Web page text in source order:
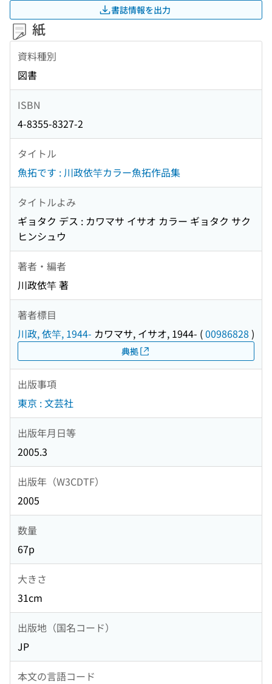
書誌情報を出力
紙
資料種別
図書
ISBN
4-8355-8327-2
タイトル
魚拓です : 川政依竿カラー魚拓作品集
タイトルよみ
ギョタク デス : カワマサ イサオ カラー ギョタク サク
ヒンシュウ
著者・編者
川政依竿 著
著者標目
川政, 依竿, 1944- カワマサ, イサオ, 1944- (00986828 )
典拠
出版事項
東京 : 文芸社
出版年月日等
2005.3
出版年（W3CDTF）
2005
数量
67p
大きさ
31cm
出版地（国名コード）
JP
本文の言語コード